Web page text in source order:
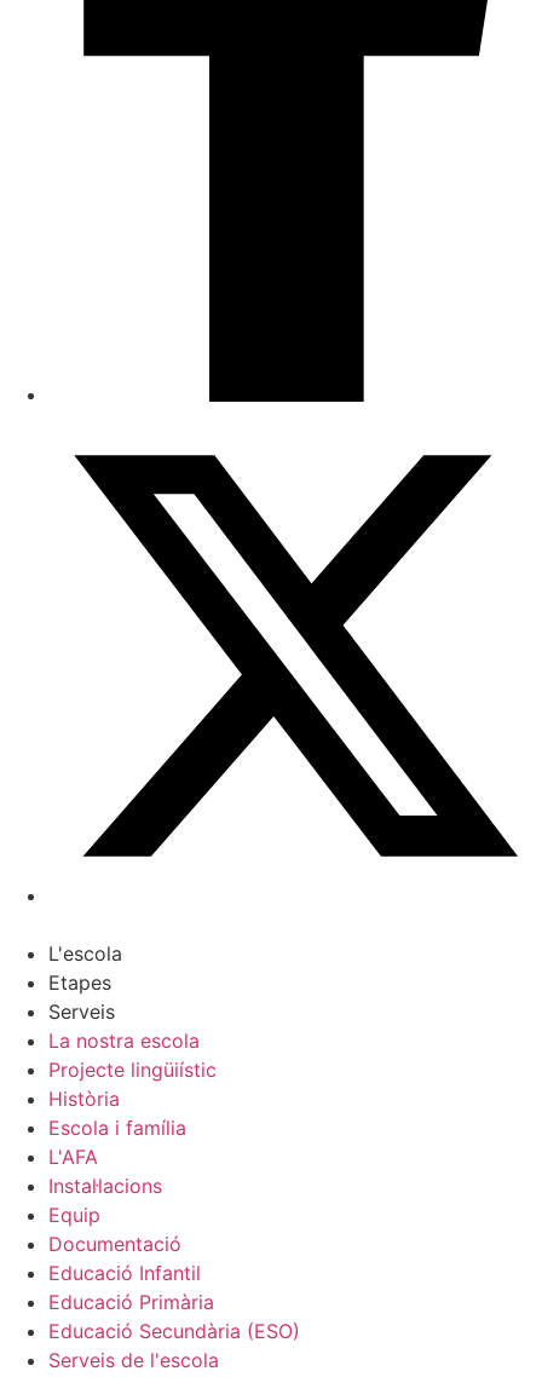
L'escola
Etapes
Serveis
La nostra escola
Projecte lingüiístic
Història
Escola i família
L'AFA
Instal·lacions
Equip
Documentació
Educació Infantil
Educació Primària
Educació Secundària (ESO)
Serveis de l'escola